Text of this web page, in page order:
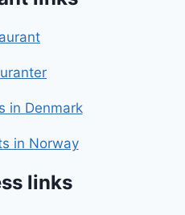
in Denmark
in Norway
links